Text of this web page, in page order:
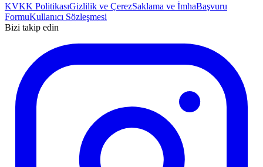
KVKK PolitikasıGizlilik ve ÇerezSaklama ve İmhaBaşvuru
FormuKullanıcı Sözleşmesi
Bizi takip edin